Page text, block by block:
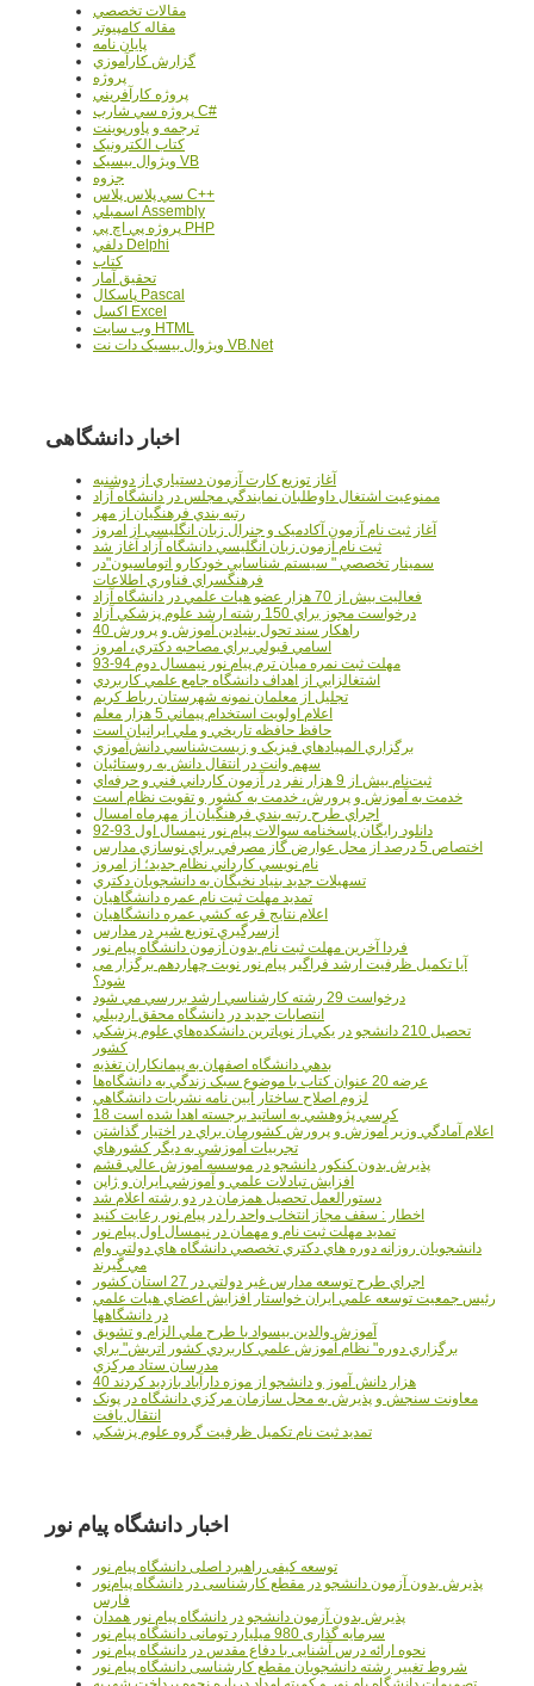
مقالات تخصصي
مقاله کامپیوتر
پایان نامه
گزارش کارآموزي
پروژه
پروژه کارآفريني
پروژه سي شارپ C#
ترجمه و پاورپوينت
کتاب الکترونيک
ويژوال بيسيک VB
جزوه
سي پلاس پلاس C++
اسمبلي Assembly
پروژه پي اچ پي PHP
دلفي Delphi
کتاب
تحقيق آمار
پاسکال Pascal
اکسل Excel
وب سايت HTML
ويژوال بيسيک دات نت VB.Net
اخبار دانشگاهی
آغاز توزيع کارت آزمون دستياري از دوشنبه
ممنوعيت اشتغال داوطلبان نمايندگي مجلس در دانشگاه آزاد
رتبه بندي فرهنگيان از مهر
آغاز ثبت نام آزمون آکادميک و جنرال زبان انگليسي از امروز
ثبت نام آزمون زبان انگليسي دانشگاه آزاد آغاز شد
سمينار تخصصي " سيستم شناسايي خودکارو اتوماسيون"در
فرهنگسراي فناوري اطلاعات
فعاليت بيش از 70 هزار عضو هيات علمي در دانشگاه آزاد
درخواست مجوز براي 150 رشته ارشد علوم پزشکي آزاد
40 راهکار سند تحول بنيادين آموزش و پرورش
اسامي قبولي براي مصاحبه دکتري، امروز
مهلت ثبت نمره میان ترم پیام نور نیمسال دوم 94-93
اشتغالزايي از اهداف دانشگاه جامع علمي کاربردي
تجليل از معلمان نمونه شهرستان رباط کريم
اعلام اولويت استخدام پيماني 5 هزار معلم
حافظ حافظه تاريخي و ملي ايرانيان است
برگزاري المپيادهاي فيزيک و زيست‌شناسي دانش‌آموزي
سهم وانت در انتقال دانش به روستائيان
ثبت‌نام بيش از 9 هزار نفر در آزمون کارداني فني و حرفه‌اي
خدمت به آموزش و پرورش، خدمت به کشور و تقويت نظام است
اجراي طرح رتبه بندي فرهنگيان از مهرماه امسال
دانلود رایگان پاسخنامه سوالات پیام نور نیمسال اول 93-92
اختصاص 5 درصد از محل عوارض گاز مصرفي براي نوسازي مدارس
نام نويسي کارداني نظام جديد؛ از امروز
تسهيلات جديد بنياد نخبگان به دانشجويان دکتري
تمديد مهلت ثبت نام عمره دانشگاهيان
اعلام نتايج قرعه کشي عمره دانشگاهيان
ازسرگيري توزيع شير در مدارس
فردا آخرین مهلت ثبت نام بدون آزمون دانشگاه پیام نور
آیا تکمیل ظرفیت ارشد فراگیر پیام نور نوبت چهاردهم برگزار می
شود؟
درخواست 29 رشته کارشناسي ارشد بررسي مي شود
انتصابات جديد در دانشگاه محقق اردبيلي
تحصيل 210 دانشجو در يکي از نوپاترين دانشکده‌هاي علوم پزشکي
کشور
بدهي دانشگاه اصفهان به پيمانکاران تغذيه
عرضه 20 عنوان کتاب با موضوع سبک زندگي به دانشگاه‌ها
لزوم اصلاح ساختار آيين نامه نشريات دانشگاهي
18 کرسي پژوهشي به اساتيد برجسته اهدا شده است
اعلام آمادگي وزير آموزش و پرورش کشورمان براي در اختيار گذاشتن
تجربيات آموزشي به ديگر کشورهاي
پذيرش بدون کنکور دانشجو در موسسه آموزش عالي قشم
افزايش تبادلات علمي و آموزشي ايران و ژاپن
دستورالعمل تحصیل همزمان در دو رشته اعلام شد
اخطار : سقف مجاز انتخاب واحد را در پیام نور رعایت کنید
تمدید مهلت ثبت نام و مهمان در نیمسال اول پیام نور
دانشجويان روزانه دوره هاي دكتري تخصصي دانشگاه هاي دولتي وام
مي گيرند
اجراي طرح توسعه مدارس غير دولتي در 27 استان کشور
رئيس جمعيت توسعه علمي ايران خواستار افزايش اعضاي هيات علمي
در دانشگاهها
آموزش والدين بيسواد با طرح ملي الزام و تشويق
برگزاري دوره" نظام آموزش علمي كاربردي كشور اتريش" براي
مدرسان ستاد مرکزي
40 هزار دانش آموز و دانشجو از موزه دارآباد بازديد کردند
معاونت سنجش و پذيرش به محل سازمان مرکزي دانشگاه در پونک
انتقال يافت
تمديد ثبت نام تکميل ظرفيت گروه علوم پزشکي
اخبار دانشگاه پیام نور
توسعه کیفی راهبرد اصلی دانشگاه پیام نور
پذیرش بدون آزمون دانشجو در مقطع کارشناسی در دانشگاه پیام‌نور
فارس
پذیرش بدون آزمون دانشجو در دانشگاه پیام نور همدان
سرمایه گذاری 980 میلیارد تومانی دانشگاه پیام نور
نحوه ارائه درس آشنایی با دفاع مقدس در دانشگاه پیام نور
شروط تغییر رشته دانشجویان مقطع کارشناسی دانشگاه پیام نور